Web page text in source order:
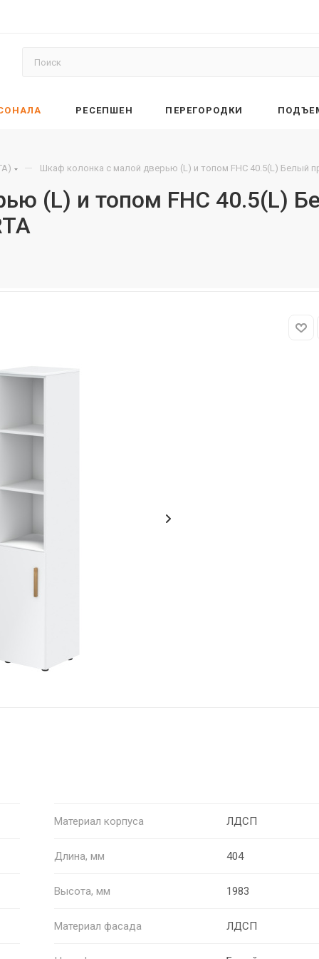
РЕСЕПШЕН ПЕРЕГОРОДКИ
— Шкаф колонка с малой дверью (L) и топом FHC 40.5(L) Белый
(L) и топом FHC 40.5(L)
Материал корпуса ЛДСП
Длина, мм 404
Высота, мм 1983
Материал фасада ЛДСП